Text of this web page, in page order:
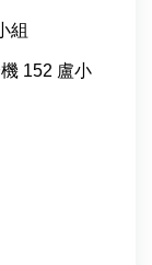
組
152 盧小